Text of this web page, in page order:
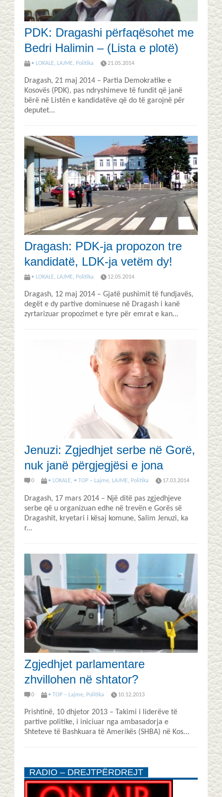
PDK: Dragashi përfaqësohet me
Bedri Halimin – (Lista e plotë)
• LOKALE, LAJME, Politika 21.05.2014
Dragash, 21 maj 2014 – Partia Demokratike e
Kosovës (PDK), pas ndryshimeve të fundit që janë
bërë në Listën e kandidatëve që do të garojnë për
deputet...
Dragash: PDK-ja propozon tre
kandidatë, LDK-ja vetëm dy!
• LOKALE, LAJME, Politika 12.05.2014
Dragash, 12 maj 2014 – Gjatë pushimit të fundjavës,
degët e dy partive dominuese në Dragash i kanë
zyrtarizuar propozimet e tyre për emrat e kan...
Jenuzi: Zgjedhjet serbe në Gorë,
nuk janë përgjegjësi e jona
0 • LOKALE, • TOP – Lajme, LAJME, Politika 17.03.2014
Dragash, 17 mars 2014 – Një ditë pas zgjedhjeve
serbe që u organizuan edhe në trevën e Gorës së
Dragashit, kryetari i kësaj komune, Salim Jenuzi, ka
r...
Zgjedhjet parlamentare
zhvillohen në shtator?
0 • TOP – Lajme, Politika 10.12.2013
Prishtinë, 10 dhjetor 2013 – Takimi i liderëve të
partive politike, i iniciuar nga ambasadorja e
Shteteve të Bashkuara të Amerikës (SHBA) në Kos...
RADIO – DREJTPËRDREJT